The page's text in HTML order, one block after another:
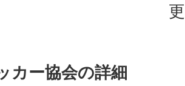
カー協会の詳細